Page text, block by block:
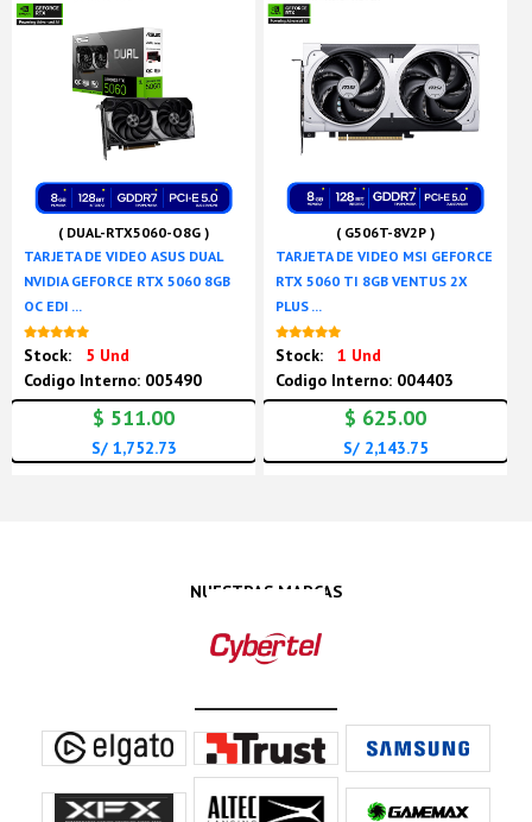
( DUAL-RTX5060-O8G )
TARJETA DE VIDEO ASUS DUAL
NVIDIA GEFORCE RTX 5060 8GB
OC EDI ...
Stock:
5 Und
Codigo Interno: 005490
$ 511.00
S/ 1,752.73
( G506T-8V2P )
TARJETA DE VIDEO MSI GEFORCE
RTX 5060 TI 8GB VENTUS 2X
PLUS ...
Stock:
1 Und
Codigo Interno: 004403
$ 625.00
S/ 2,143.75
NUESTRAS MARCAS